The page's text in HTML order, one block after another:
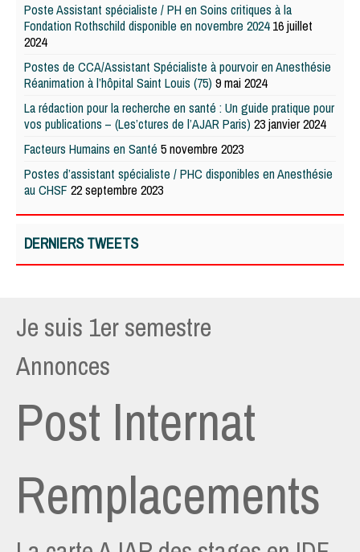
Poste Assistant spécialiste / PH en Soins critiques à la
Fondation Rothschild disponible en novembre 2024 16 juillet
2024
Postes de CCA/Assistant Spécialiste à pourvoir en Anesthésie
Réanimation à l’hôpital Saint Louis (75) 9 mai 2024
La rédaction pour la recherche en santé : Un guide pratique pour
vos publications – (Les’ctures de l’AJAR Paris) 23 janvier 2024
Facteurs Humains en Santé 5 novembre 2023
Postes d’assistant spécialiste / PHC disponibles en Anesthésie
au CHSF 22 septembre 2023
DERNIERS TWEETS
Je suis 1er semestre
Annonces
Post Internat
Remplacements